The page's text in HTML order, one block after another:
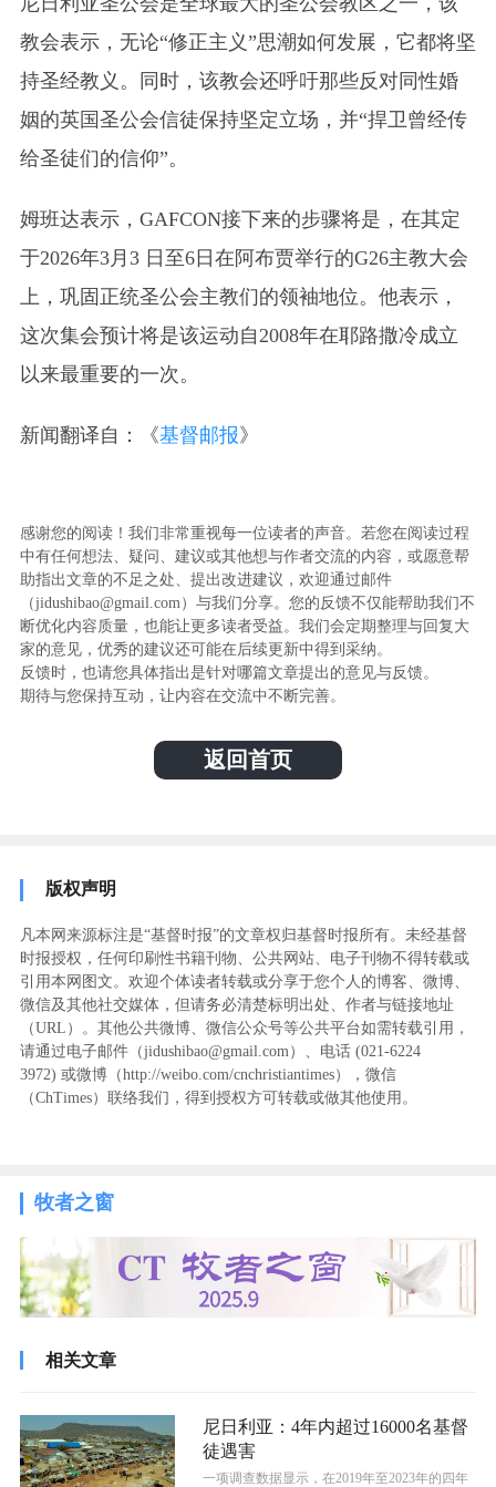
教会表示，无论“修正主义”思潮如何发展，它都将坚
持圣经教义。同时，该教会还呼吁那些反对同性婚
姻的英国圣公会信徒保持坚定立场，并“捍卫曾经传
给圣徒们的信仰”。
姆班达表示，GAFCON接下来的步骤将是，在其定
于2026年3月3 日至6日在阿布贾举行的G26主教大会
上，巩固正统圣公会主教们的领袖地位。他表示，
这次集会预计将是该运动自2008年在耶路撒冷成立
以来最重要的一次。
新闻翻译自：《基督邮报》
感谢您的阅读！我们非常重视每一位读者的声音。若您在阅读过程
中有任何想法、疑问、建议或其他想与作者交流的内容，或愿意帮
助指出文章的不足之处、提出改进建议，欢迎通过邮件
（jidushibao@gmail.com）与我们分享。您的反馈不仅能帮助我们不
断优化内容质量，也能让更多读者受益。我们会定期整理与回复大
家的意见，优秀的建议还可能在后续更新中得到采纳。
反馈时，也请您具体指出是针对哪篇文章提出的意见与反馈。
期待与您保持互动，让内容在交流中不断完善。
返回首页
版权声明
凡本网来源标注是“基督时报”的文章权归基督时报所有。未经基督
时报授权，任何印刷性书籍刊物、公共网站、电子刊物不得转载或
引用本网图文。欢迎个体读者转载或分享于您个人的博客、微博、
微信及其他社交媒体，但请务必清楚标明出处、作者与链接地址
（URL）。其他公共微博、微信公众号等公共平台如需转载引用，
请通过电子邮件（jidushibao@gmail.com）、电话 (021-6224
3972) ‬或微博（http://weibo.com/cnchristiantimes），微信
（ChTimes）联络我们，得到授权方可转载或做其他使用。
牧者之窗
相关文章
尼日利亚：4年内超过16000名基督
徒遇害
一项调查数据显示，在2019年至2023年的四年